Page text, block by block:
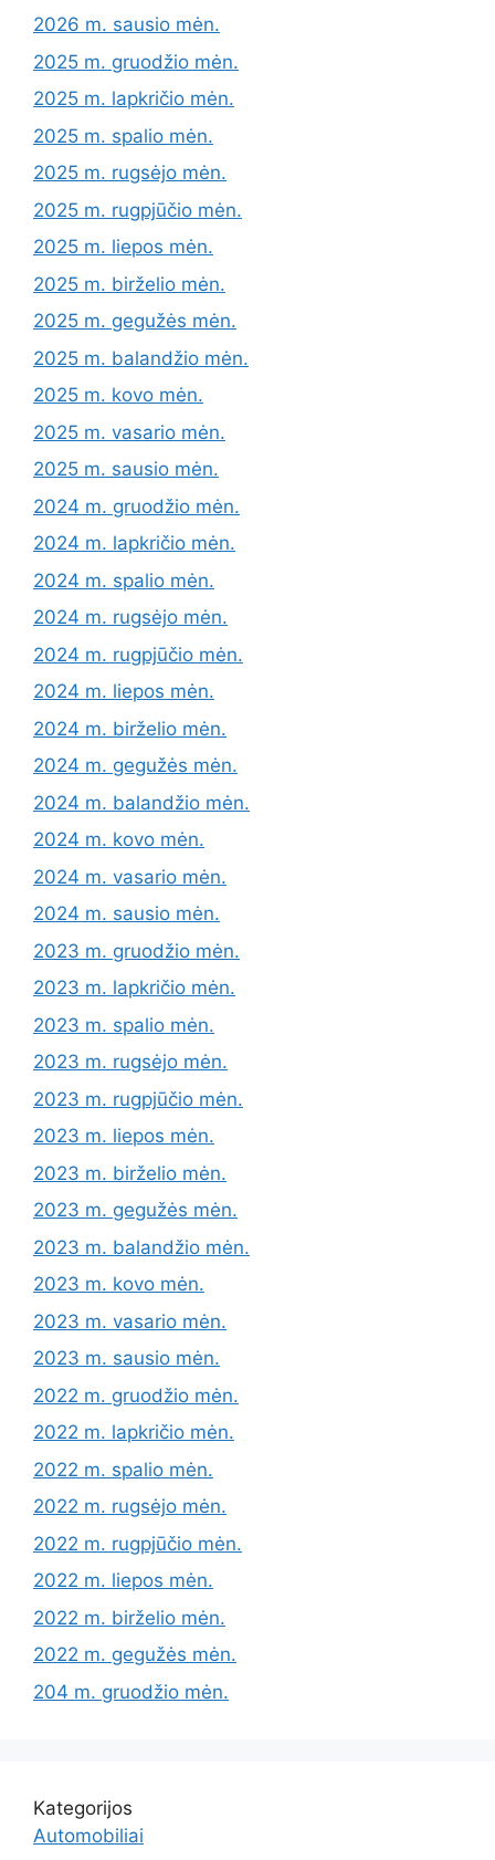
2026 m. sausio mėn.
2025 m. gruodžio mėn.
2025 m. lapkričio mėn.
2025 m. spalio mėn.
2025 m. rugsėjo mėn.
2025 m. rugpjūčio mėn.
2025 m. liepos mėn.
2025 m. birželio mėn.
2025 m. gegužės mėn.
2025 m. balandžio mėn.
2025 m. kovo mėn.
2025 m. vasario mėn.
2025 m. sausio mėn.
2024 m. gruodžio mėn.
2024 m. lapkričio mėn.
2024 m. spalio mėn.
2024 m. rugsėjo mėn.
2024 m. rugpjūčio mėn.
2024 m. liepos mėn.
2024 m. birželio mėn.
2024 m. gegužės mėn.
2024 m. balandžio mėn.
2024 m. kovo mėn.
2024 m. vasario mėn.
2024 m. sausio mėn.
2023 m. gruodžio mėn.
2023 m. lapkričio mėn.
2023 m. spalio mėn.
2023 m. rugsėjo mėn.
2023 m. rugpjūčio mėn.
2023 m. liepos mėn.
2023 m. birželio mėn.
2023 m. gegužės mėn.
2023 m. balandžio mėn.
2023 m. kovo mėn.
2023 m. vasario mėn.
2023 m. sausio mėn.
2022 m. gruodžio mėn.
2022 m. lapkričio mėn.
2022 m. spalio mėn.
2022 m. rugsėjo mėn.
2022 m. rugpjūčio mėn.
2022 m. liepos mėn.
2022 m. birželio mėn.
2022 m. gegužės mėn.
204 m. gruodžio mėn.
Kategorijos
Automobiliai